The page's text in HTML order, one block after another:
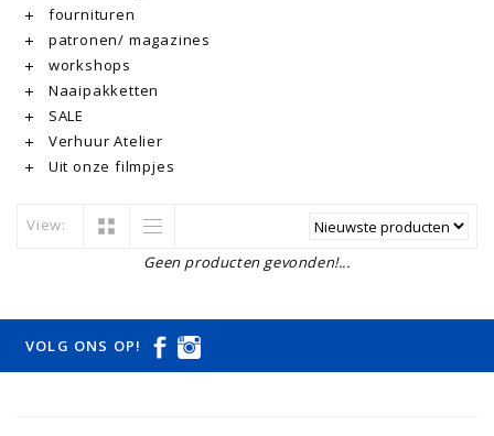
fournituren
patronen/ magazines
workshops
Naaipakketten
SALE
Verhuur Atelier
Uit onze filmpjes
View:
Geen producten gevonden!...
VOLG ONS OP!